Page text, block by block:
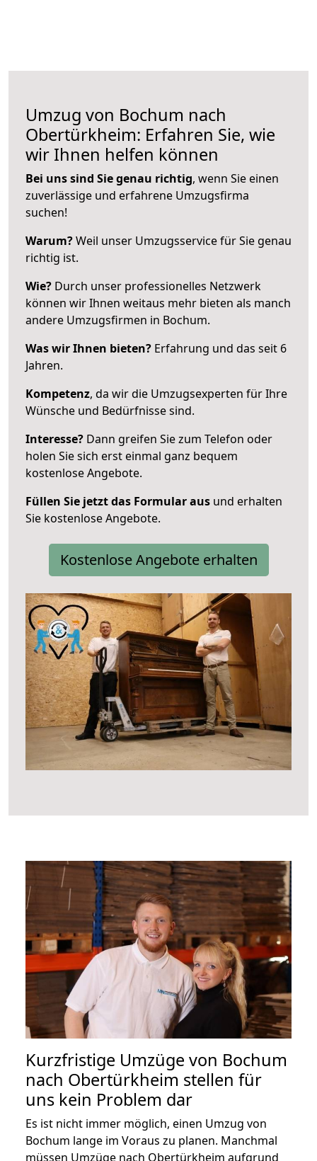
Umzug von Bochum nach
Obertürkheim: Erfahren Sie, wie
wir Ihnen helfen können
Bei uns sind Sie genau richtig, wenn Sie einen
zuverlässige und erfahrene Umzugsfirma
suchen!
Warum?Weil unser Umzugsservice für Sie genau
richtig ist.
Wie? Durch unser professionelles Netzwerk
können wir Ihnen weitaus mehr bieten als manch
andere Umzugsfirmen in Bochum.
Was wir Ihnen bieten? Erfahrung und das seit 6
Jahren.
Kompetenz, da wir die Umzugsexperten für Ihre
Wünsche und Bedürfnisse sind.
Interesse? Dann greifen Sie zum Telefon oder
holen Sie sich erst einmal ganz bequem
kostenlose Angebote.
Füllen Sie jetzt das Formular aus und erhalten
Sie kostenlose Angebote.
Kostenlose Angebote erhalten
Kurzfristige Umzüge von Bochum
nach Obertürkheim stellen für
uns kein Problem dar
Es ist nicht immer möglich, einen Umzug von
Bochum lange im Voraus zu planen. Manchmal
müssen Umzüge nach Obertürkheim aufgrund